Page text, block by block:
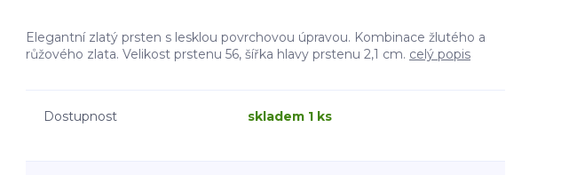
Elegantní zlatý prsten s lesklou povrchovou úpravou. Kombinace žlutého a
růžového zlata. Velikost prstenu 56, šířka hlavy prstenu 2,1 cm. celý popis
Dostupnost skladem 1 ks